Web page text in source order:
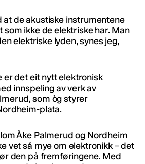
de akustiske instrumentene
som ikke de elektriske har. Man
elektriske lyden, synes jeg,
er det eit nytt elektronisk
innspeling av verk av
som òg styrer
plata.
Åke Palmerud og Nordheim
vet så mye om elektronikk – det
den på fremføringene. Med